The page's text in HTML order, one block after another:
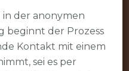
der anonymen
beginnt der Prozess
Kontakt mit einem
sei es per